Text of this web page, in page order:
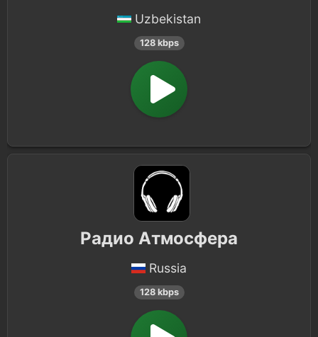
Uzbekistan
128 kbps
Радио Атмосфера
Russia
128 kbps